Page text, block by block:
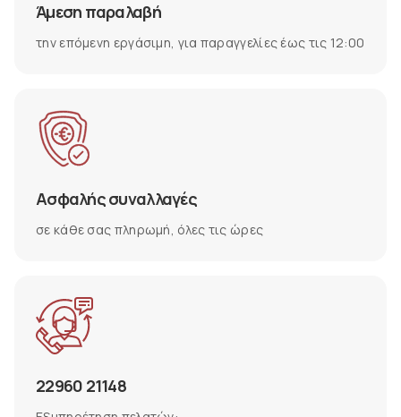
Άμεση παραλαβή
την επόμενη εργάσιμη, για παραγγελίες έως τις 12:00
Ασφαλής συναλλαγές
σε κάθε σας πληρωμή, όλες τις ώρες
22960 21148